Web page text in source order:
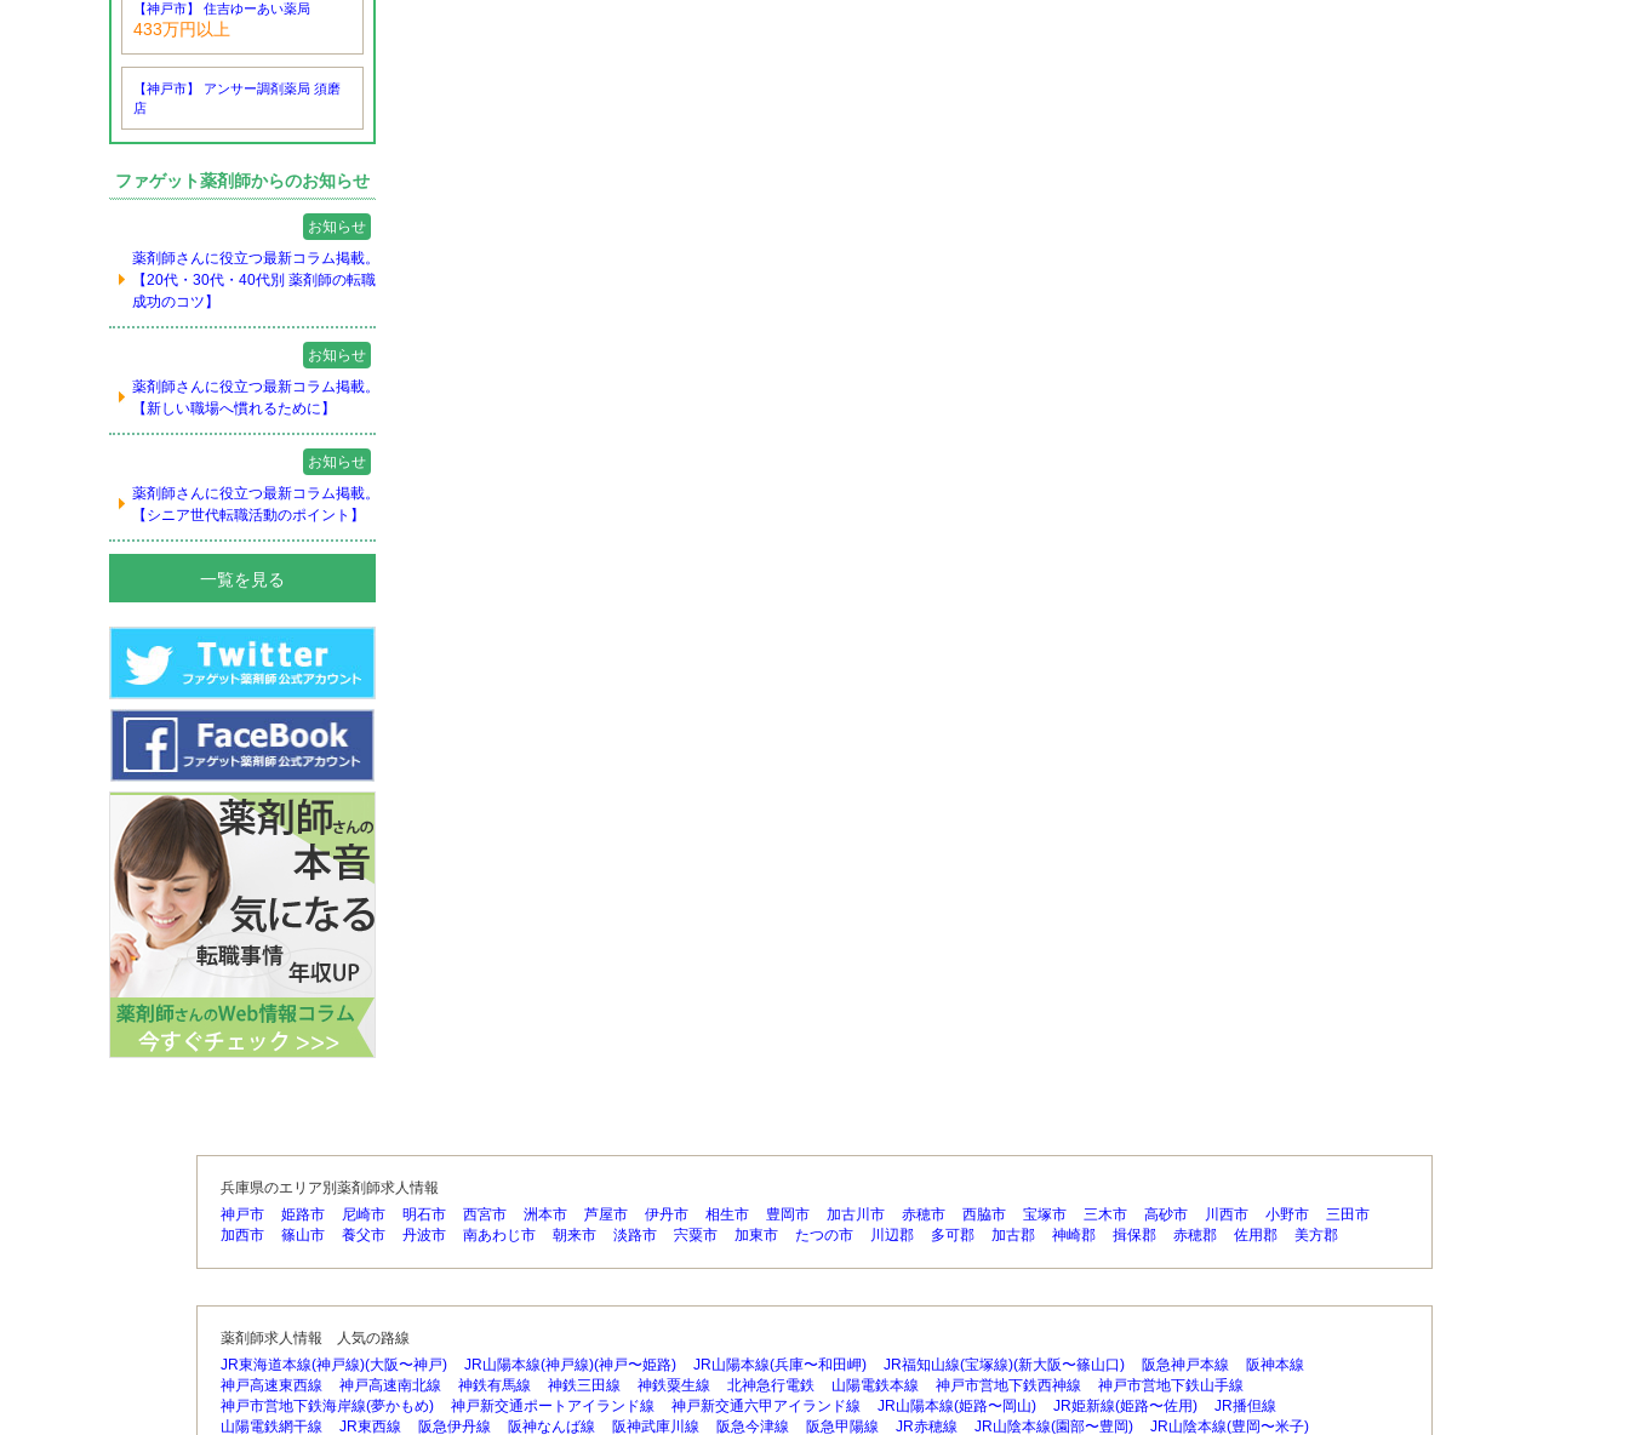
【神戸市】 住吉ゆーあい薬局
433万円以上
【神戸市】 アンサー調剤薬局 須磨
店
ファゲット薬剤師からのお知らせ
お知らせ
薬剤師さんに役立つ最新コラム掲載。
【20代・30代・40代別 薬剤師の転職
成功のコツ】
お知らせ
薬剤師さんに役立つ最新コラム掲載。
【新しい職場へ慣れるために】
お知らせ
薬剤師さんに役立つ最新コラム掲載。
【シニア世代転職活動のポイント】
一覧を見る
兵庫県のエリア別薬剤師求人情報
神戸市
姫路市 尼崎市 明石市 西宮市 洲本市 芦屋市 伊丹市 相生市 豊岡市 加古川市 赤穂市 西脇市 宝塚市 三木市 高砂市 川西市 小野市
三田市
加西市
篠山市 養父市 丹波市 南あわじ市 朝来市 淡路市 宍粟市 加東市 たつの市 川辺郡 多可郡 加古郡 神崎郡 揖保郡 赤穂郡 佐用郡 美方郡
薬剤師求人情報 人気の路線
JR東海道本線(神戸線)(大阪〜神戸)
JR山陽本線(神戸線)(神戸〜姫路) JR山陽本線(兵庫〜和田岬) JR福知山線(宝塚線)(新大阪〜篠山口) 阪急神戸本線
阪神本線
神戸高速東西線
神戸高速南北線 神鉄有馬線 神鉄三田線 神鉄粟生線 北神急行電鉄 山陽電鉄本線 神戸市営地下鉄西神線
神戸市営地下鉄山手線
神戸市営地下鉄海岸線(夢かもめ)
神戸新交通ポートアイランド線 神戸新交通六甲アイランド線 JR山陽本線(姫路〜岡山) JR姫新線(姫路〜佐用)
JR播但線
山陽電鉄網干線
JR東西線 阪急伊丹線 阪神なんば線 阪神武庫川線 阪急今津線 阪急甲陽線 JR赤穂線 JR山陰本線(園部〜豊岡)
JR山陰本線(豊岡〜米子)